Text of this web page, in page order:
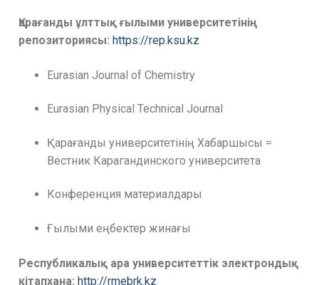
Қарағанды ұлттық ғылыми университетінің
репозиториясы: https://rep.ksu.kz
Eurasian Journal of Chemistry
Eurasian Physical Technical Journal
Қарағанды университетінің Хабаршысы =
Вестник Карагандинского университета
Конференция материалдары
Ғылыми еңбектер жинағы
Республикалық ара университеттік электрондық
кітапхана: http://rmebrk.kz